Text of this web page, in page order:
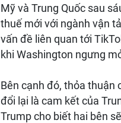
Mỹ và Trung Quốc sau
thuế mới với ngành vận
vấn đề liên quan tới
khi Washington ngưng
Bên cạnh đó, thỏa
đổi lại là cam kết của
Trump cho biết hai bên